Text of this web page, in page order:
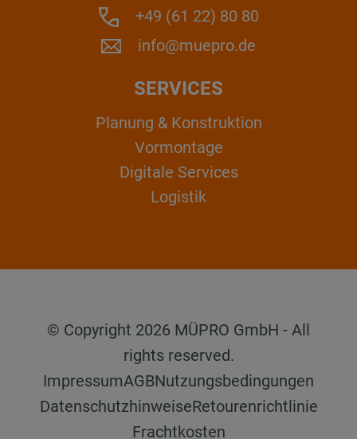
+49 (61 22) 80 80
info@muepro.de
SERVICES
Planung & Konstruktion
Vormontage
Digitale Services
Logistik
© Copyright 2026 MÜPRO GmbH - All
rights reserved.
ImpressumAGBNutzungsbedingungen
DatenschutzhinweiseRetourenrichtlinie
Frachtkosten